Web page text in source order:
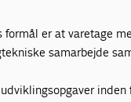
formål er at varetage
samarbejde